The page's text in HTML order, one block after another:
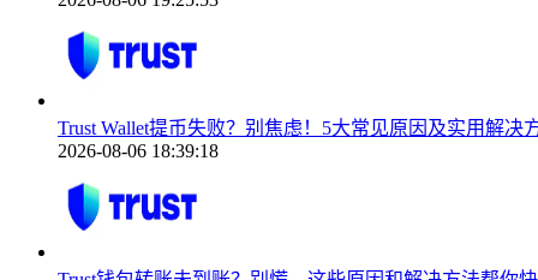
Trust Wallet提币失败？别焦虑！5大常见原因及实用解决
2026-08-06 18:39:18